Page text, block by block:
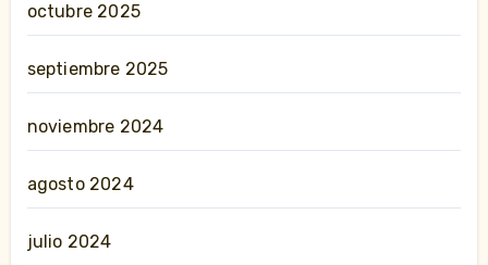
octubre 2025
septiembre 2025
noviembre 2024
agosto 2024
julio 2024